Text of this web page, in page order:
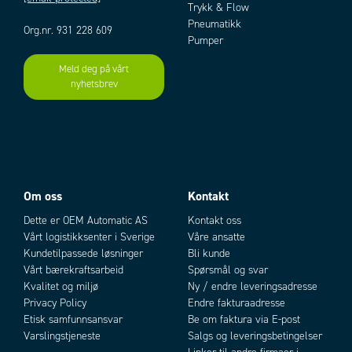
halvledersikringene lett tilgjengelig under lokket på toppen på alle
modeller.
Revo S finnes i flere størrelser i 1-, 2- og 3-fase modeller, med ulike typer
av styring som av/på styring i nullvoltsgjennomgang, samt analog styring,
(4-20 mA, 0-10 V mm) med burst firing.
PLASSBESPARING I ELTAVLEN
Med innebygde halvledersikringer tilpasset tyristorstyringen tar CD
Automations tyristorenheter betydelig mindre plass sammenlignet med
løsninger der tyristor og sikringer er separate komponenter.
Dette innebærer også at kablingen, monteringen og innkjøp forenkles da
disse delene allerede er montert i enheten.
Add to existing cart row
Org.nr. 931 228 609
Meld deg på vårt
nyhetsbrev
Trykk & Flow
Pneumatikk
Pumper
Om oss
Dette er OEM Automatic AS
Vårt logistikksenter i Sverige
Kundetilpassede løsninger
Vårt bærekraftsarbeid
Kvalitet og miljø
Privacy Policy
Etisk samfunnsansvar
Varslingstjeneste
Kontakt
Kontakt oss
Våre ansatte
Bli kunde
Spørsmål og svar
Ny / endre leveringsadresse
Endre fakturaadresse
Be om faktura via E-post
Salgs og leveringsbetingelser